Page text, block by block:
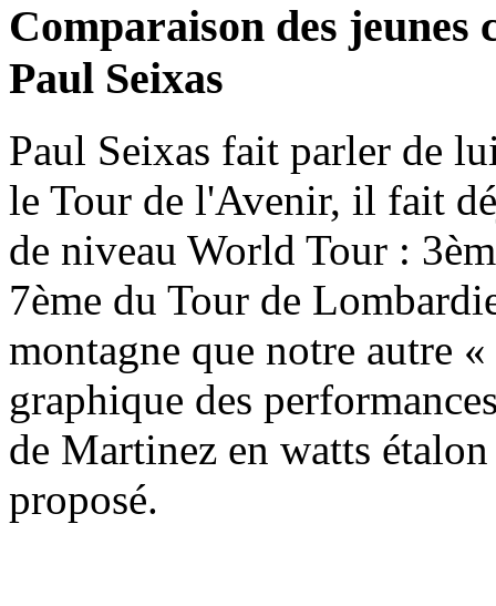
Comparaison des
Paul Seixas
Paul Seixas fait parler de
le Tour de l'Avenir, il fait
de niveau World Tour :
7ème du Tour de
montagne que notre autre
graphique des
de Martinez en watts
proposé.